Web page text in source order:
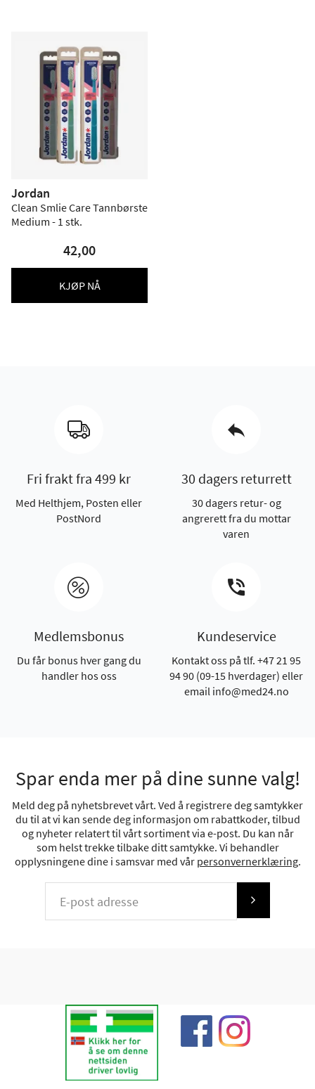
Jordan
Clean Smlie Care Tannbørste
Medium - 1 stk.
42,00
KJØP NÅ
Fri frakt fra 499 kr
Med Helthjem, Posten eller
PostNord
30 dagers returrett
30 dagers retur- og
angrerett fra du mottar
varen
Medlemsbonus
Du får bonus hver gang du
handler hos oss
Kundeservice
Kontakt oss på tlf. +47 21 95
94 90 (09-15 hverdager) eller
email info@med24.no
Spar enda mer på dine sunne valg!
Meld deg på nyhetsbrevet vårt. Ved å registrere deg samtykker
du til at vi kan sende deg informasjon om rabattkoder, tilbud
og nyheter relatert til vårt sortiment via e-post. Du kan når
som helst trekke tilbake ditt samtykke. Vi behandler
opplysningene dine i samsvar med vår personvernerklæring.